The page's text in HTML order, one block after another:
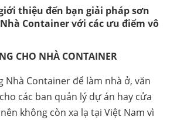
thiệu đến bạn giải pháp sơn
Container với các ưu điểm vô
CHO NHÀ CONTAINER
Nhà Container để làm nhà ở, văn
các ban quản lý dự án hay cửa
không còn xa lạ tại Việt Nam vì